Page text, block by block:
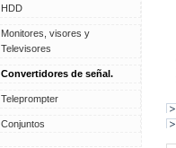
HDD
Monitores, visores y
Televisores
Convertidores de señal.
Teleprompter
Conjuntos